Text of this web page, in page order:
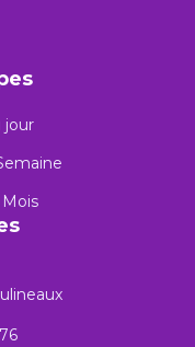
jour